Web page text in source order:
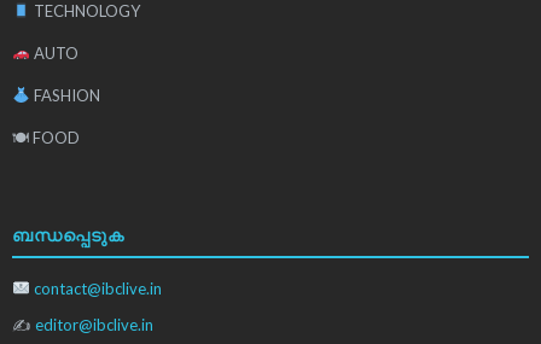
TECHNOLOGY
AUTO
FASHION
🍽 FOOD
ബന്ധപ്പെടുക
contact@ibclive.in
✍ editor@ibclive.in